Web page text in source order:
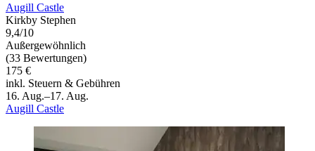
Augill Castle
Kirkby Stephen
9,4/10
Außergewöhnlich
(33 Bewertungen)
175 €
inkl. Steuern & Gebühren
16. Aug.–17. Aug.
Augill Castle